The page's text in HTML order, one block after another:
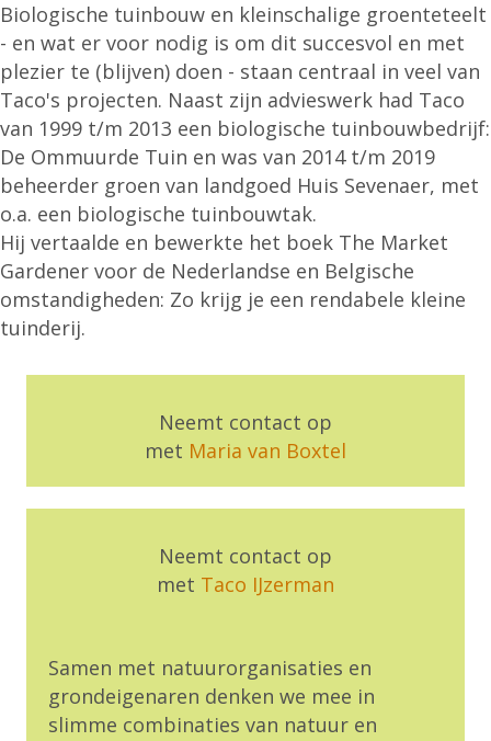
Biologische tuinbouw en kleinschalige groenteteelt
- en wat er voor nodig is om dit succesvol en met
plezier te (blijven) doen - staan centraal in veel van
Taco's projecten. Naast zijn advieswerk had Taco
van 1999 t/m 2013 een biologische tuinbouwbedrijf:
De Ommuurde Tuin en was van 2014 t/m 2019
beheerder groen van landgoed Huis Sevenaer, met
o.a. een biologische tuinbouwtak.
Hij vertaalde en bewerkte het boek The Market
Gardener voor de Nederlandse en Belgische
omstandigheden: Zo krijg je een rendabele kleine
tuinderij.
Neemt contact op
met Maria van Boxtel
Neemt contact op
met Taco IJzerman
Samen met natuurorganisaties en
grondeigenaren denken we mee in
slimme combinaties van natuur en